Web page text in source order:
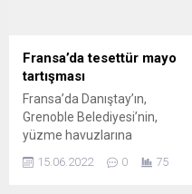
Fransa’da tesettür mayo
tartışması
Fransa’da Danıştay’ın,
Grenoble Belediyesi’nin,
yüzme havuzlarına
mayoyla girebilmesine izin
15.06.2022 0 75